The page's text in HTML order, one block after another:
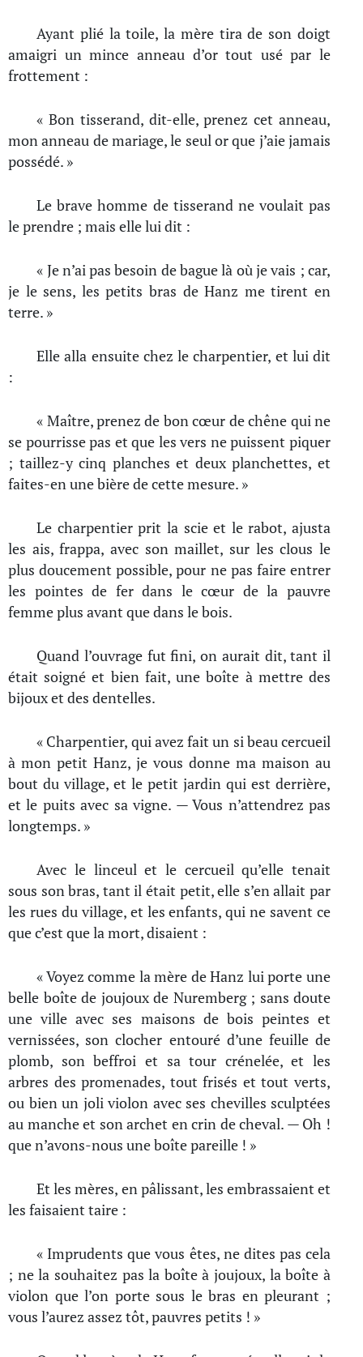
Ayant plié la toile, la mère tira de son doigt
amaigri un mince anneau d’or tout usé par le
frottement :
« Bon tisserand, dit-elle, prenez cet anneau,
mon anneau de mariage, le seul or que j’aie jamais
possédé. »
Le brave homme de tisserand ne voulait pas
le prendre ; mais elle lui dit :
« Je n’ai pas besoin de bague là où je vais ; car,
je le sens, les petits bras de Hanz me tirent en
terre. »
Elle alla ensuite chez le charpentier, et lui dit
:
« Maître, prenez de bon cœur de chêne qui ne
se pourrisse pas et que les vers ne puissent piquer
; taillez-y cinq planches et deux planchettes, et
faites-en une bière de cette mesure. »
Le charpentier prit la scie et le rabot, ajusta
les ais, frappa, avec son maillet, sur les clous le
plus doucement possible, pour ne pas faire entrer
les pointes de fer dans le cœur de la pauvre
femme plus avant que dans le bois.
Quand l’ouvrage fut fini, on aurait dit, tant il
était soigné et bien fait, une boîte à mettre des
bijoux et des dentelles.
« Charpentier, qui avez fait un si beau cercueil
à mon petit Hanz, je vous donne ma maison au
bout du village, et le petit jardin qui est derrière,
et le puits avec sa vigne. — Vous n’attendrez pas
longtemps. »
Avec le linceul et le cercueil qu’elle tenait
sous son bras, tant il était petit, elle s’en allait par
les rues du village, et les enfants, qui ne savent ce
que c’est que la mort, disaient :
« Voyez comme la mère de Hanz lui porte une
belle boîte de joujoux de Nuremberg ; sans doute
une ville avec ses maisons de bois peintes et
vernissées, son clocher entouré d’une feuille de
plomb, son beffroi et sa tour crénelée, et les
arbres des promenades, tout frisés et tout verts,
ou bien un joli violon avec ses chevilles sculptées
au manche et son archet en crin de cheval. — Oh !
que n’avons-nous une boîte pareille ! »
Et les mères, en pâlissant, les embrassaient et
les faisaient taire :
« Imprudents que vous êtes, ne dites pas cela
; ne la souhaitez pas la boîte à joujoux, la boîte à
violon que l’on porte sous le bras en pleurant ;
vous l’aurez assez tôt, pauvres petits ! »